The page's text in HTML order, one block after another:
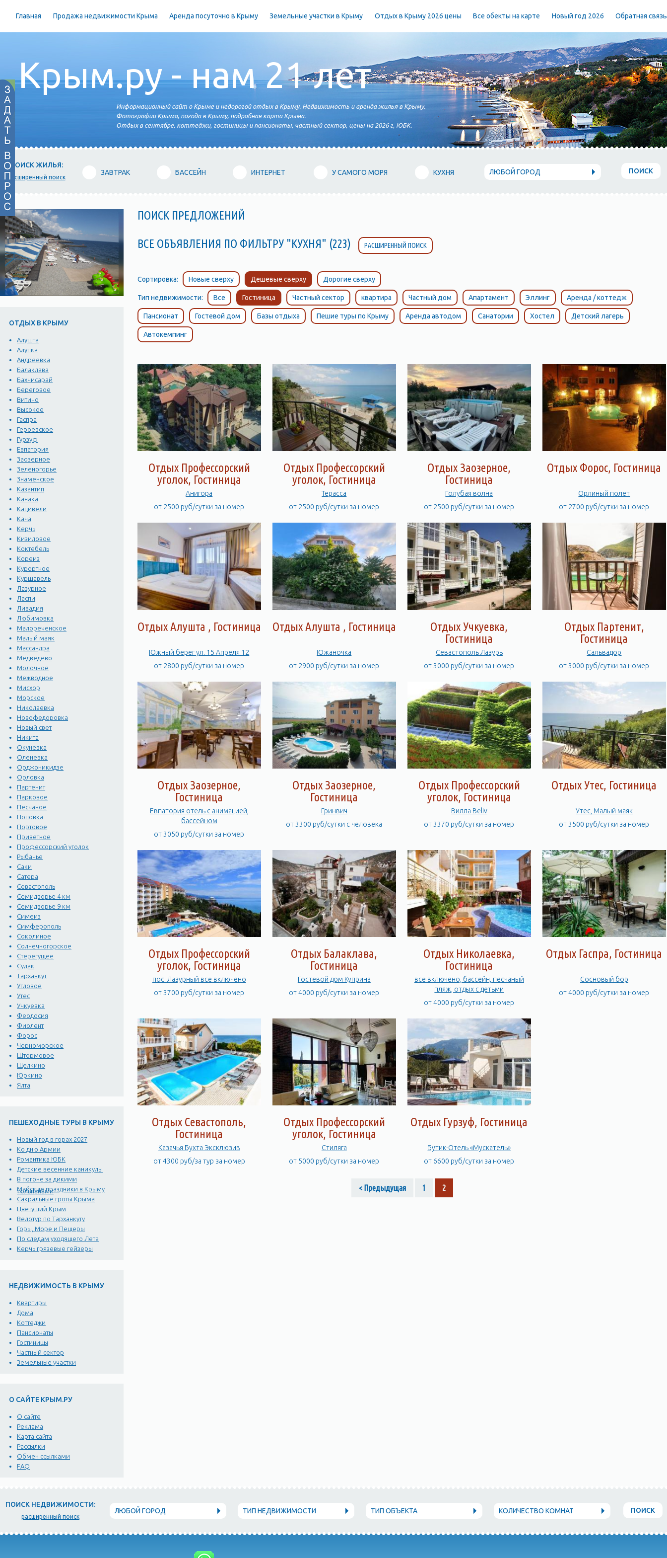
Главная Продажа недвижимости Крыма Аренда посуточно в Крыму Земельные участки в Крыму Отдых в Крыму 2026 цены Все обекты на карте Новый год 2026 Обратная связь
Крым.ру - нам 21 лет
Информационный сайт о Крыме и недорогой отдых в Крыму. Недвижимость и аренда жилья в Крыму.
Фотографии Крыма, погода в Крыму, подробная карта Крыма.
Отдых в сентябре, коттеджи, гостиницы и пансионаты, частный сектор, цены на 2026 г, ЮБК.
ПОИСК ЖИЛЬЯ:
расширенный поиск
ЗАВТРАК БАССЕЙН ИНТЕРНЕТ У САМОГО МОРЯ КУХНЯ ЛЮБОЙ ГОРОД ПОИСК
ОТДЫХ В КРЫМУ
Алушта
Алупка
Андреевка
Балаклава
Бахчисарай
Береговое
Витино
Высокое
Гаспра
Героевское
Гурзуф
Евпатория
Заозерное
Зеленогорье
Знаменское
Казантип
Канака
Кацивели
Кача
Керчь
Кизиловое
Коктебель
Кореиз
Курортное
Куршавель
Лазурное
Ласпи
Ливадия
Любимовка
Малореченское
Малый маяк
Массандра
Медведево
Молочное
Межводное
Мисхор
Морское
Николаевка
Новофедоровка
Новый свет
Никита
Окуневка
Оленевка
Орджоникидзе
Орловка
Партенит
Парковое
Песчаное
Поповка
Портовое
Приветное
Профессорский уголок
Рыбачье
Саки
Сатера
Севастополь
Семидворье 4 км
Семидворье 9 км
Симеиз
Симферополь
Соколиное
Солнечногорское
Стерегущее
Судак
Тарханкут
Угловое
Утес
Учкуевка
Феодосия
Фиолент
Форос
Черноморское
Штормовое
Щелкино
Юркино
Ялта
ПЕШЕХОДНЫЕ ТУРЫ В КРЫМУ
Новый год в горах 2027
Ко дню Армии
Романтика ЮБК
Детские весенние каникулы
В погоне за дикими
тюльпанами
Майские праздники в Крыму
Сакральные гроты Крыма
Цветущий Крым
Велотур по Тарханкуту
Горы, Море и Пещеры
По следам уходящего Лета
Керчь грязевые гейзеры
НЕДВИЖИМОСТЬ В КРЫМУ
Квартиры
Дома
Коттеджи
Пансионаты
Гостиницы
Частный сектор
Земельные участки
О САЙТЕ КРЫМ.РУ
О сайте
Реклама
Карта сайта
Рассылки
Обмен ссылками
FAQ
ПОИСК ПРЕДЛОЖЕНИЙ
ВСЕ ОБЪЯВЛЕНИЯ ПО ФИЛЬТРУ "КУХНЯ" (223) РАСШИРЕННЫЙ ПОИСК
Сортировка: Новые сверху Дешевые сверху Дорогие сверху
Тип недвижимости: Все Гостиница Частный сектор квартира Частный дом Апартамент Эллинг Аренда / коттедж
Пансионат Гостевой дом Базы отдыха Пешие туры по Крыму Аренда автодом Санатории Хостел Детский лагерь
Автокемпинг
Отдых Профессорский
уголок, Гостиница
Анигора
от 2500 руб/сутки за номер
Отдых Профессорский
уголок, Гостиница
Терасса
от 2500 руб/сутки за номер
Отдых Заозерное,
Гостиница
Голубая волна
от 2500 руб/сутки за номер
Отдых Форос, Гостиница
Орлиный полет
от 2700 руб/сутки за номер
Отдых Алушта , Гостиница
Южный берег ул. 15 Апреля 12
от 2800 руб/сутки за номер
Отдых Алушта , Гостиница
Южаночка
от 2900 руб/сутки за номер
Отдых Учкуевка,
Гостиница
Севастополь Лазурь
от 3000 руб/сутки за номер
Отдых Партенит,
Гостиница
Сальвадор
от 3000 руб/сутки за номер
Отдых Заозерное,
Гостиница
Евпатория отель с анимацией,
бассейном
от 3050 руб/сутки за номер
Отдых Заозерное,
Гостиница
Гринвич
от 3300 руб/сутки с человека
Отдых Профессорский
уголок, Гостиница
Вилла Beliv
от 3370 руб/сутки за номер
Отдых Утес, Гостиница
Утес, Малый маяк
от 3500 руб/сутки за номер
Отдых Профессорский
уголок, Гостиница
пос. Лазурный все включено
от 3700 руб/сутки за номер
Отдых Балаклава,
Гостиница
Гостевой дом Куприна
от 4000 руб/сутки за номер
Отдых Николаевка,
Гостиница
все включено, бассейн, песчаный
пляж, отдых с детьми
от 4000 руб/сутки за номер
Отдых Гаспра, Гостиница
Сосновый бор
от 4000 руб/сутки за номер
Отдых Севастополь,
Гостиница
Казачья Бухта Эксклюзив
от 4300 руб/за тур за номер
Отдых Профессорский
уголок, Гостиница
Стиляга
от 5000 руб/сутки за номер
Отдых Гурзуф, Гостиница
Бутик-Отель «Мускатель»
от 6600 руб/сутки за номер
< Предыдущая 1 2
ПОИСК НЕДВИЖИМОСТИ:
расширенный поиск
ЛЮБОЙ ГОРОД ТИП НЕДВИЖИМОСТИ ТИП ОБЪЕКТА КОЛИЧЕСТВО КОМНАТ ПОИСК